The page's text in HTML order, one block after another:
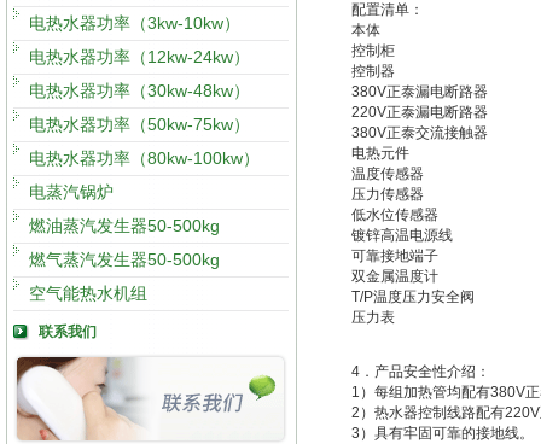
电热水器功率（3kw-10kw）
电热水器功率（12kw-24kw）
电热水器功率（30kw-48kw）
电热水器功率（50kw-75kw）
电热水器功率（80kw-100kw）
电蒸汽锅炉
燃油蒸汽发生器50-500kg
燃气蒸汽发生器50-500kg
空气能热水机组
联系我们
配置清单：
本体
控制柜
控制器
380V正泰漏电断路器
220V正泰漏电断路器
380V正泰交流接触器
电热元件
温度传感器
压力传感器
低水位传感器
镀锌高温电源线
可靠接地端子
双金属温度计
T/P温度压力安全阀
压力表
4．产品安全性介绍：
1）每组加热管均配有380V
2）热水器控制线路配有
3）具有牢固可靠的接地线。